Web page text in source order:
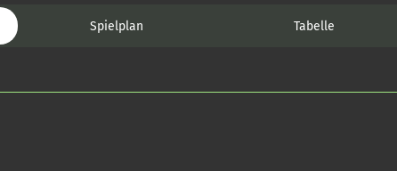
Spielplan Tabelle